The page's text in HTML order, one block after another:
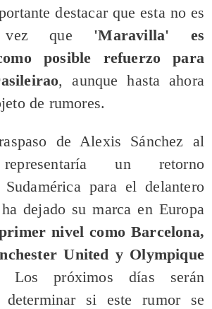
destacar que esta no es
que 'Maravilla' es
posible refuerzo para
, aunque hasta ahora
de rumores.
de Alexis Sánchez al
un retorno
para el delantero
dejado su marca en Europa
nivel como Barcelona,
United y Olympique
Los próximos días serán
determinar si este rumor se